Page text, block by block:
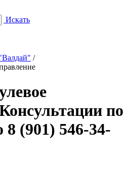
Искать
/
по
8 (901) 546-34-